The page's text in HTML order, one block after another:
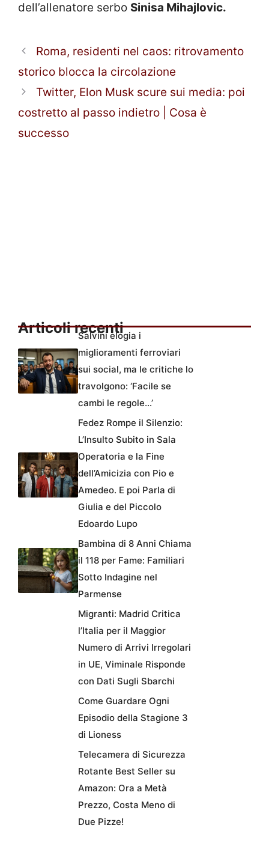
dell’allenatore serbo Sinisa Mihajlovic.
Roma, residenti nel caos: ritrovamento
storico blocca la circolazione
Twitter, Elon Musk scure sui media: poi
costretto al passo indietro | Cosa è
successo
Articoli recenti
Salvini elogia i
miglioramenti ferroviari
sui social, ma le critiche lo
travolgono: ‘Facile se
cambi le regole…’
Fedez Rompe il Silenzio:
L’Insulto Subito in Sala
Operatoria e la Fine
dell’Amicizia con Pio e
Amedeo. E poi Parla di
Giulia e del Piccolo
Edoardo Lupo
Bambina di 8 Anni Chiama
il 118 per Fame: Familiari
Sotto Indagine nel
Parmense
Migranti: Madrid Critica
l’Italia per il Maggior
Numero di Arrivi Irregolari
in UE, Viminale Risponde
con Dati Sugli Sbarchi
Come Guardare Ogni
Episodio della Stagione 3
di Lioness
Telecamera di Sicurezza
Rotante Best Seller su
Amazon: Ora a Metà
Prezzo, Costa Meno di
Due Pizze!